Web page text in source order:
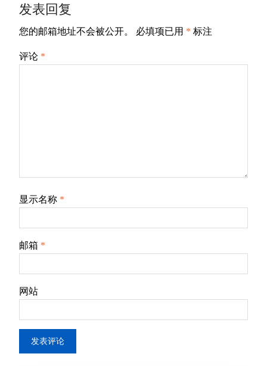
航
发表回复
您的邮箱地址不会被公开。 必填项已用 * 标注
评论 *
显示名称 *
邮箱 *
网站